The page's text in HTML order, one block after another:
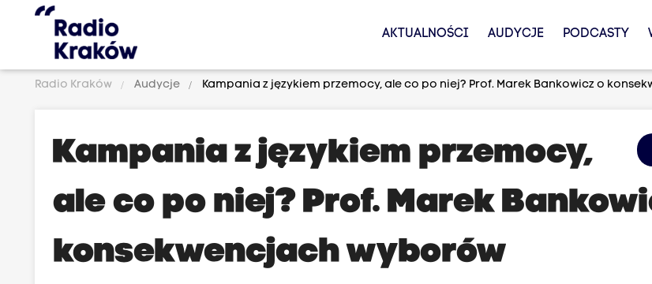
AKTUALNOŚCI AUDYCJE PODCASTY
Radio Kraków Audycje Kampania z językiem przemocy, ale co po niej? Prof. Marek Bankowicz o
Kampania z językiem przemocy,
ale co po niej? Prof. Marek
konsekwencjach wyborów